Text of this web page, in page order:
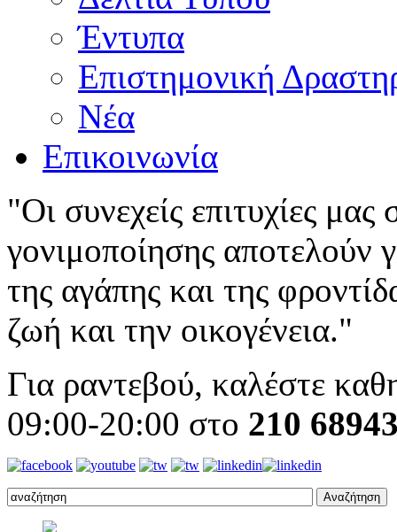
Έντυπα
Επιστημονική
Νέα
Επικοινωνία
"Οι συνεχείς επιτυχίες
γονιμοποίησης αποτελούν
της αγάπης και της
ζωή και την οικογένεια."
Για ραντεβού, καλέστε
09:00-20:00 στο 210